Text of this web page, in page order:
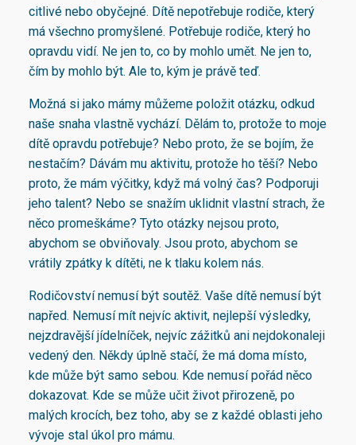
citlivé nebo obyčejné. Dítě nepotřebuje rodiče, který
má všechno promyšlené. Potřebuje rodiče, který ho
opravdu vidí. Ne jen to, co by mohlo umět. Ne jen to,
čím by mohlo být. Ale to, kým je právě teď.
Možná si jako mámy můžeme položit otázku, odkud
naše snaha vlastně vychází. Dělám to, protože to moje
dítě opravdu potřebuje? Nebo proto, že se bojím, že
nestačím? Dávám mu aktivitu, protože ho těší? Nebo
proto, že mám výčitky, když má volný čas? Podporuji
jeho talent? Nebo se snažím uklidnit vlastní strach, že
něco promeškáme? Tyto otázky nejsou proto,
abychom se obviňovaly. Jsou proto, abychom se
vrátily zpátky k dítěti, ne k tlaku kolem nás.
Rodičovství nemusí být soutěž. Vaše dítě nemusí být
napřed. Nemusí mít nejvíc aktivit, nejlepší výsledky,
nejzdravější jídelníček, nejvíc zážitků ani nejdokonaleji
vedený den. Někdy úplně stačí, že má doma místo,
kde může být samo sebou. Kde nemusí pořád něco
dokazovat. Kde se může učit život přirozeně, po
malých krocích, bez toho, aby se z každé oblasti jeho
vývoje stal úkol pro mámu.